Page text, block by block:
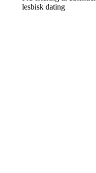
lesbisk dating